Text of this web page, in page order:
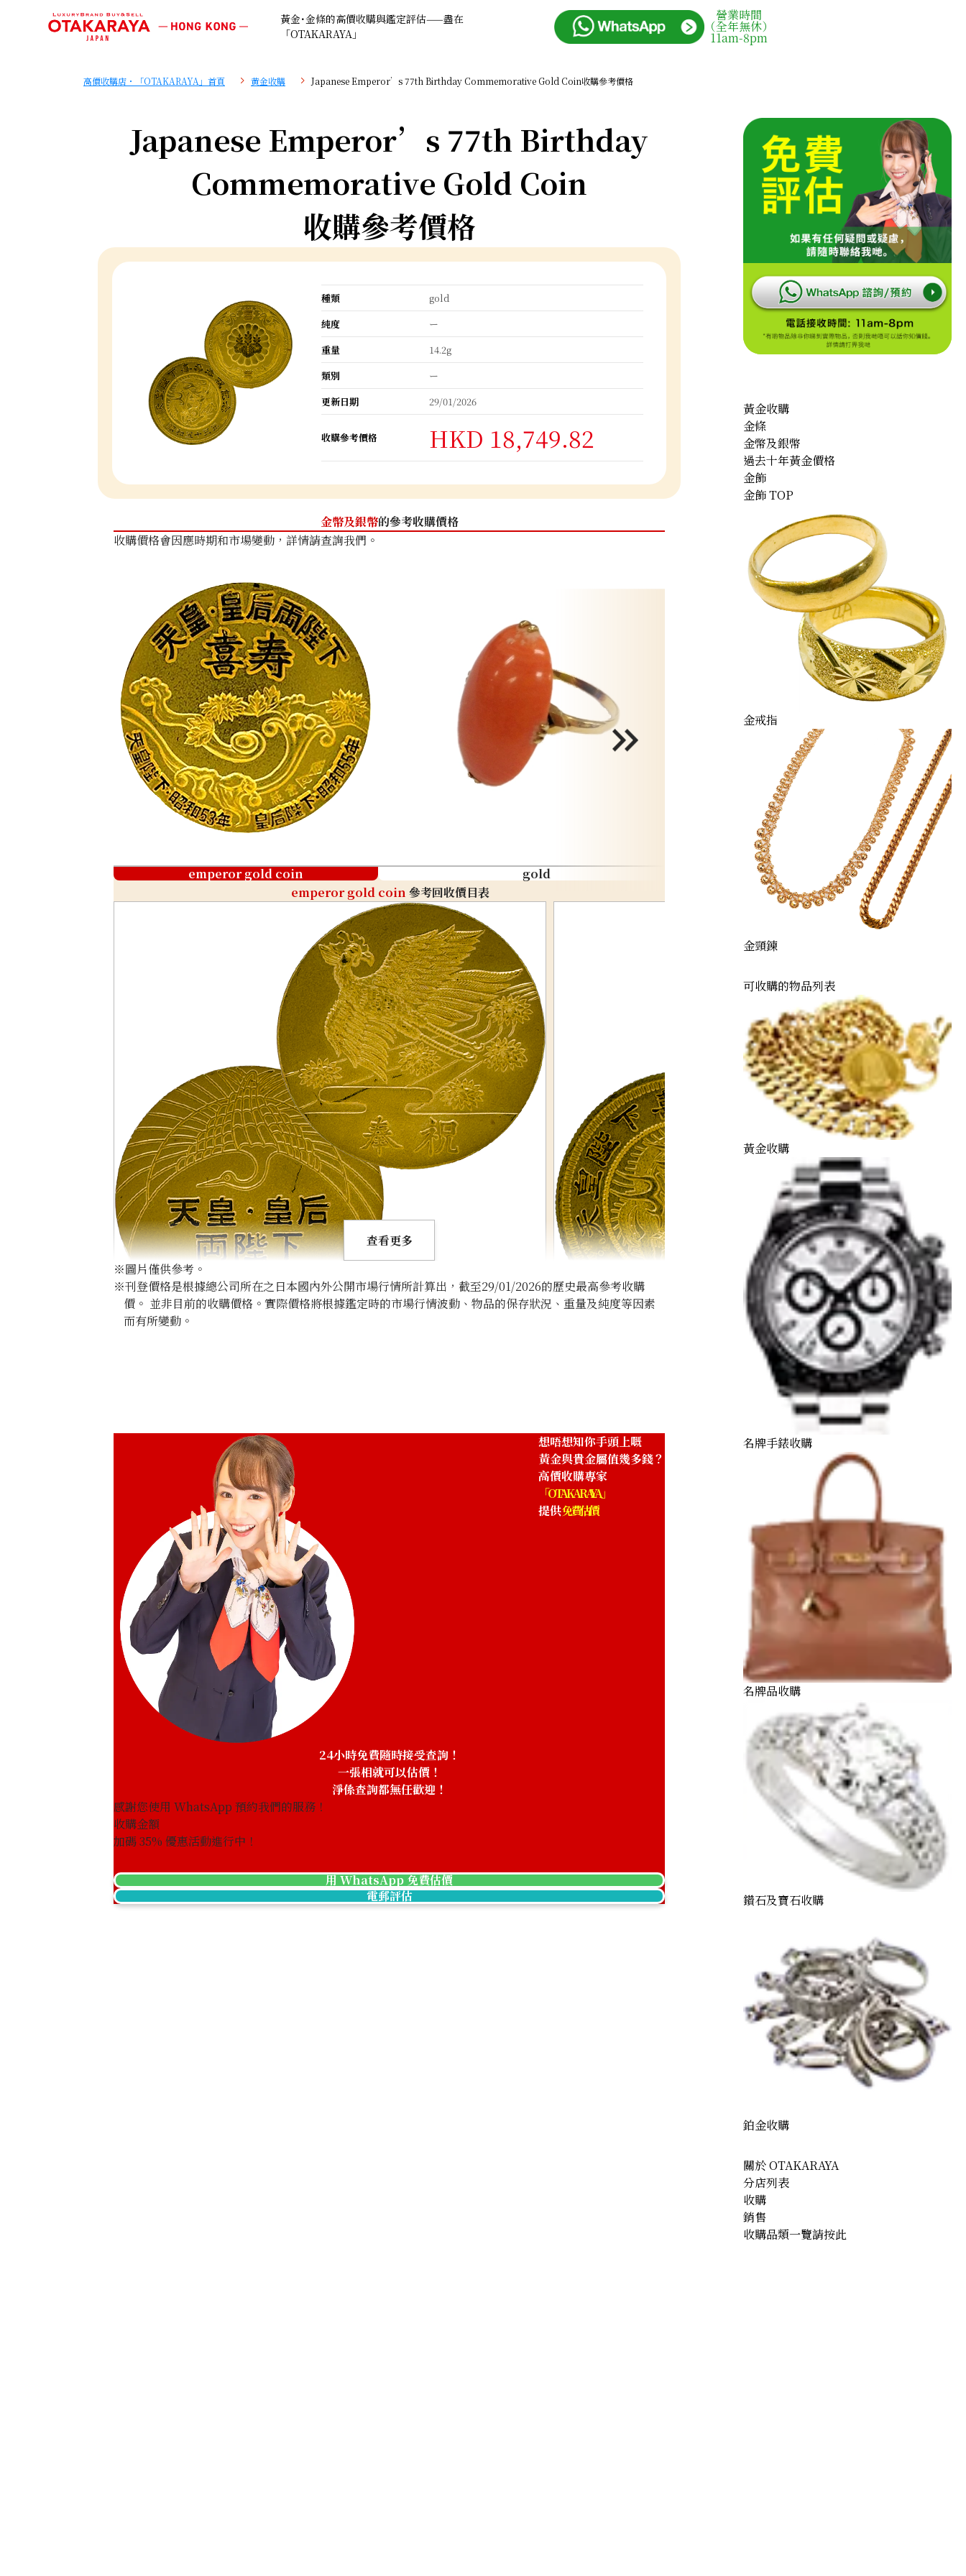
黃金･金條的高價收購與鑑定評估——盡在
「OTAKARAYA」
營業時間
（全年無休）
11am-8pm
高價收購店・「OTAKARAYA」首頁 黄金收購 Japanese Emperor’s 77th Birthday Commemorative Gold Coin收購參考價格
Japanese Emperor’s 77th Birthday
Commemorative Gold Coin
收購參考價格
種類
gold
純度
ー
重量
14.2g
類別
ー
更新日期
29/01/2026
收購參考價格 HKD 18,749.82
金幣及銀幣的參考收購價格
收購價格會因應時期和市場變動，詳情請查詢我們。
emperor gold coin
gold
emperor gold coin 參考回收價目表
24K Gold (K24) Commemorative Gold Coin to Celebrate His Majesty the
24K Gold (K24) Medal Commemorating Emperor Showa and Empress’s Visit
to West Germany
29.8g
24K Gold (K24) 1971 Emperor’s Overseas Trip Commemorative Medal
29.3g
查看更多
※圖片僅供參考。
※刊登價格是根據總公司所在之日本國內外公開市場行情所計算出，截至29/01/2026的歷史最高參考收購
價。 並非目前的收購價格。實際價格將根據鑑定時的市場行情波動、物品的保存狀況、重量及純度等因素
而有所變動。
想唔想知你手頭上嘅
黃金與貴金屬值幾多錢？
高價收購專家
「OTAKARAYA」
提供免費估價
24小時免費隨時接受查詢！
一張相就可以估價！
淨係查詢都無任歡迎！
感謝您使用 WhatsApp 預約我們的服務！
收購金額
加碼35% 優惠活動進行中！
用 WhatsApp 免費估價
電郵評估
黃金收購
金條
金幣及銀幣
過去十年黃金價格
金飾
金飾 TOP
金戒指
金頸鍊
可收購的物品列表
黃金收購
名牌手錶收購
名牌品收購
鑽石及寶石收購
鉑金收購
關於 OTAKARAYA
分店列表
收購
銷售
收購品類一覽請按此